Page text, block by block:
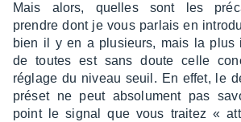
Mais alors, quelles sont les
prendre dont je vous parlais en
bien il y en a plusieurs, mais la plus
de toutes est sans doute celle
réglage du niveau seuil. En effet, le
préset ne peut abso­lu­ment pas
point le signal que vous trai­tez «